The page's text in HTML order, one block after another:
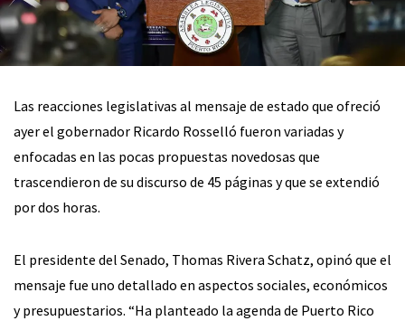
Las reacciones legislativas al mensaje de estado que ofreció
ayer el gobernador Ricardo Rosselló fueron variadas y
enfocadas en las pocas propuestas novedosas que
trascendieron de su discurso de 45 páginas y que se extendió
por dos horas.
El presidente del Senado, Thomas Rivera Schatz, opinó que el
mensaje fue uno detallado en aspectos sociales, económicos
y presupuestarios. “Ha planteado la agenda de Puerto Rico